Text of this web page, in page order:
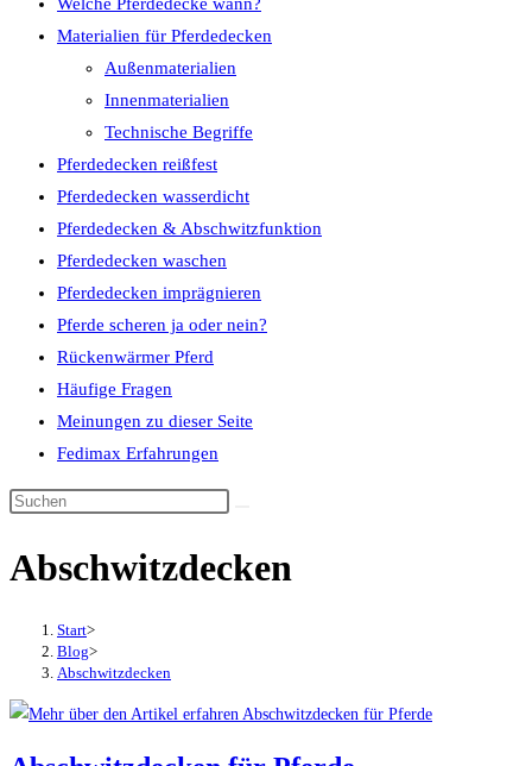
Materialien für Pferdedecken
Außenmaterialien
Innenmaterialien
Technische Begriffe
Pferdedecken reißfest
Pferdedecken wasserdicht
Pferdedecken & Abschwitzfunktion
Pferdedecken waschen
Pferdedecken imprägnieren
Pferde scheren ja oder nein?
Rückenwärmer Pferd
Häufige Fragen
Meinungen zu dieser Seite
Fedimax Erfahrungen
Diese
durchsuchen
Abschwitzdecken
Start>
Blog>
Abschwitzdecken